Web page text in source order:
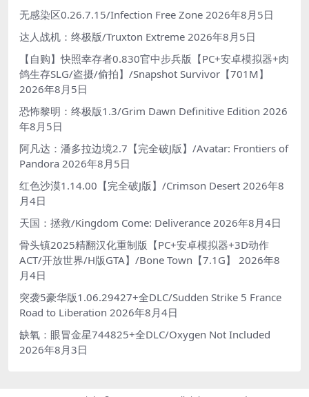
无感染区0.26.7.15/Infection Free Zone 2026年8月5日
达人战机：终极版/Truxton Extreme 2026年8月5日
【自购】快照幸存者0.830官中步兵版【PC+安卓模拟器+肉
鸽生存SLG/盗摄/偷拍】/Snapshot Survivor【701M】
2026年8月5日
恐怖黎明：终极版1.3/Grim Dawn Definitive Edition 2026
年8月5日
阿凡达：潘多拉边境2.7【完全破J版】/Avatar: Frontiers of
Pandora 2026年8月5日
红色沙漠1.14.00【完全破J版】/Crimson Desert 2026年8
月4日
天国：拯救/Kingdom Come: Deliverance 2026年8月4日
骨头镇2025精翻汉化重制版【PC+安卓模拟器+3D动作
ACT/开放世界/H版GTA】/Bone Town【7.1G】
2026年8
月4日
突袭5豪华版1.06.29427+全DLC/Sudden Strike 5 France
Road to Liberation 2026年8月4日
缺氧：眼冒金星744825+全DLC/Oxygen Not Included
2026年8月3日